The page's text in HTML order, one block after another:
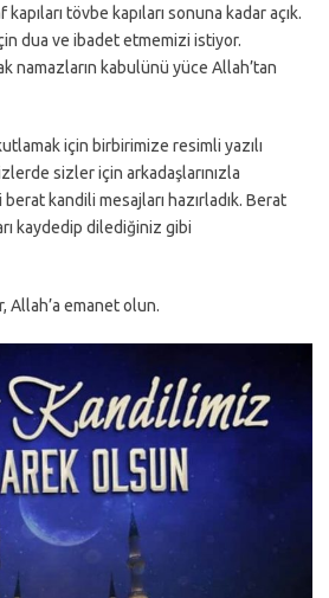
tövbe kapıları sonuna kadar açık.
dua ve ibadet etmemizi istiyor.
namazların kabulünü yüce Allah’tan
için birbirimize resimli yazılı
sizler için arkadaşlarınızla
kandili mesajları hazırladık. Berat
kaydedip dilediğiniz gibi
Allah’a emanet olun.